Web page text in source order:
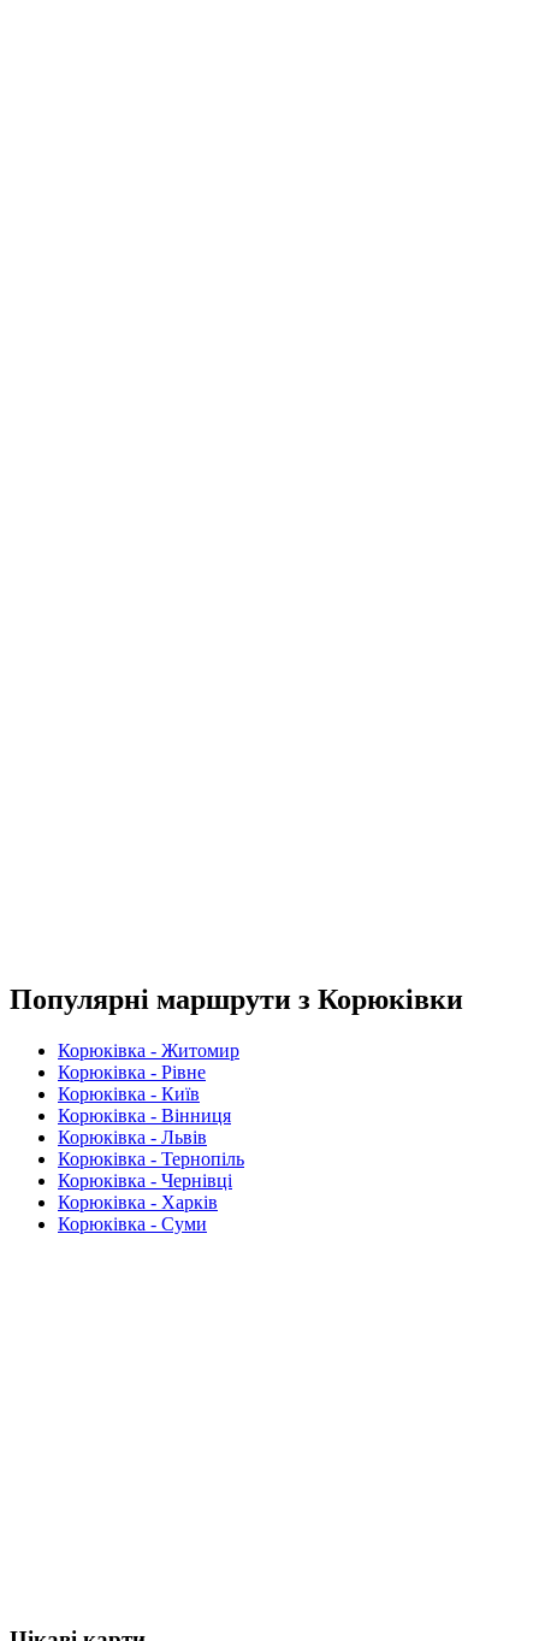
Популярні маршрути з Корюківки
Корюківка - Житомир
Корюківка - Рівне
Корюківка - Київ
Корюківка - Вінниця
Корюківка - Львів
Корюківка - Тернопіль
Корюківка - Чернівці
Корюківка - Харків
Корюківка - Суми